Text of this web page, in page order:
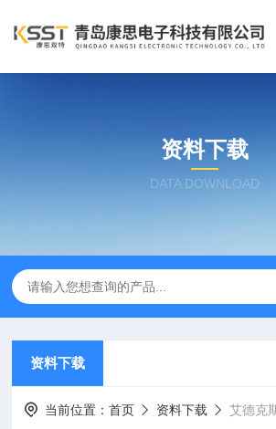
资料下载
DATA DOWNLOAD
资料下载
当前位置：首页 资料下载 艾德克斯 IT7900P